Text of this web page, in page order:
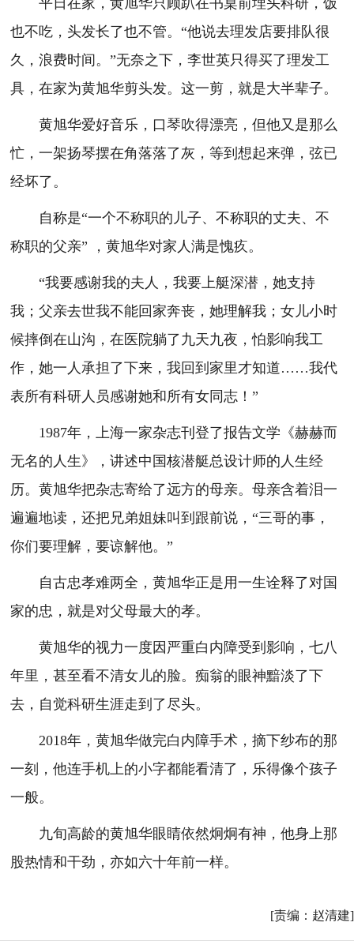
平日在家，黄旭华只顾趴在书桌前埋头科研，饭
也不吃，头发长了也不管。“他说去理发店要排队很
久，浪费时间。”无奈之下，李世英只得买了理发工
具，在家为黄旭华剪头发。这一剪，就是大半辈子。
黄旭华爱好音乐，口琴吹得漂亮，但他又是那么
忙，一架扬琴摆在角落落了灰，等到想起来弹，弦已
经坏了。
自称是“一个不称职的儿子、不称职的丈夫、不
称职的父亲” ，黄旭华对家人满是愧疚。
“我要感谢我的夫人，我要上艇深潜，她支持
我；父亲去世我不能回家奔丧，她理解我；女儿小时
候摔倒在山沟，在医院躺了九天九夜，怕影响我工
作，她一人承担了下来，我回到家里才知道……我代
表所有科研人员感谢她和所有女同志！”
1987年，上海一家杂志刊登了报告文学《赫赫而
无名的人生》，讲述中国核潜艇总设计师的人生经
历。黄旭华把杂志寄给了远方的母亲。母亲含着泪一
遍遍地读，还把兄弟姐妹叫到跟前说，“三哥的事，
你们要理解，要谅解他。”
自古忠孝难两全，黄旭华正是用一生诠释了对国
家的忠，就是对父母最大的孝。
黄旭华的视力一度因严重白内障受到影响，七八
年里，甚至看不清女儿的脸。痴翁的眼神黯淡了下
去，自觉科研生涯走到了尽头。
2018年，黄旭华做完白内障手术，摘下纱布的那
一刻，他连手机上的小字都能看清了，乐得像个孩子
一般。
九旬高龄的黄旭华眼睛依然炯炯有神，他身上那
股热情和干劲，亦如六十年前一样。
[责编：赵清建]